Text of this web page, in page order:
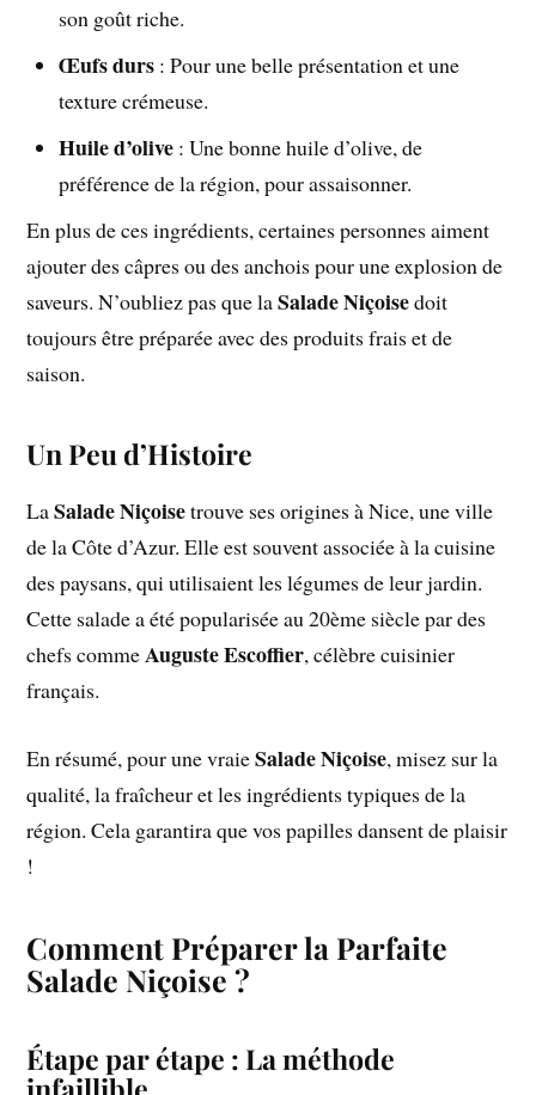
son goût riche.
Œufs durs : Pour une belle présentation et une
texture crémeuse.
Huile d’olive : Une bonne huile d’olive, de
préférence de la région, pour assaisonner.
En plus de ces ingrédients, certaines personnes aiment
ajouter des câpres ou des anchois pour une explosion de
saveurs. N’oubliez pas que laSalade Niçoisedoit
toujours être préparée avec des produits frais et de
saison.
Un Peu d’Histoire
LaSalade Niçoisetrouve ses origines à Nice, une ville
de la Côte d’Azur. Elle est souvent associée à la cuisine
des paysans, qui utilisaient les légumes de leur jardin.
Cette salade a été popularisée au 20ème siècle par des
chefs commeAuguste Escoffier, célèbre cuisinier
français.
En résumé, pour une vraieSalade Niçoise, misez sur la
qualité, la fraîcheur et les ingrédients typiques de la
région. Cela garantira que vos papilles dansent de plaisir
!
Comment Préparer la Parfaite
Salade Niçoise ?
Étape par étape : La méthode